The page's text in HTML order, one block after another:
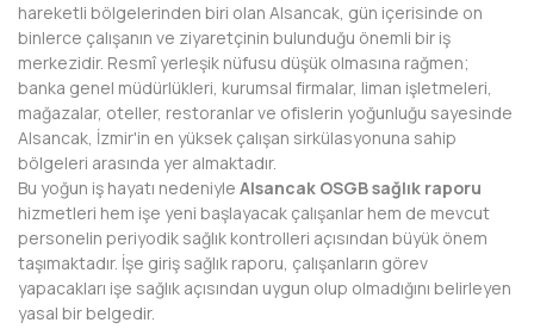
AYDIN
BALIKESİR
BARTIN
BATMAN
BAYBURT
BİLECİK
BİNGÖL
hareketli bölgelerinden biri olan Alsancak, gün içerisinde on
binlerce çalışanın ve ziyaretçinin bulunduğu önemli bir iş
merkezidir. Resmî yerleşik nüfusu düşük olmasına rağmen;
banka genel müdürlükleri, kurumsal firmalar, liman işletmeleri,
mağazalar, oteller, restoranlar ve ofislerin yoğunluğu sayesinde
Alsancak, İzmir'in en yüksek çalışan sirkülasyonuna sahip
bölgeleri arasında yer almaktadır.
Bu yoğun iş hayatı nedeniyle Alsancak OSGB sağlık raporu
hizmetleri hem işe yeni başlayacak çalışanlar hem de mevcut
personelin periyodik sağlık kontrolleri açısından büyük önem
taşımaktadır. İşe giriş sağlık raporu, çalışanların görev
yapacakları işe sağlık açısından uygun olup olmadığını belirleyen
yasal bir belgedir.